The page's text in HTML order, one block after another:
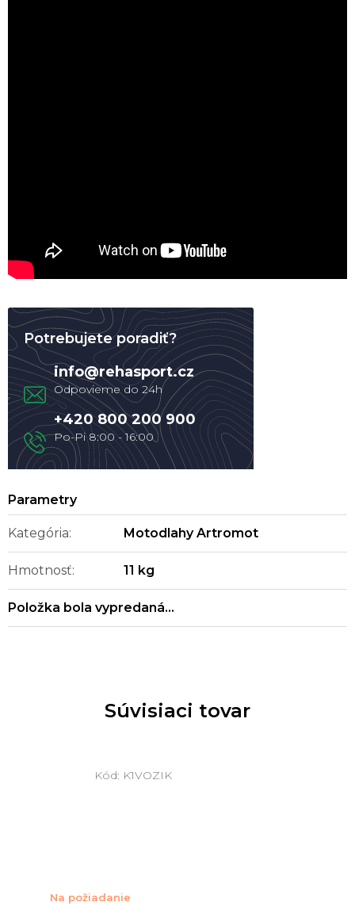
Súvisiaci tovar
Na požiadanie
Kód: K1VOZIK
Potrebujete poradiť?
info@rehasport.cz
+420 800 200 900
Kategória: Motodlahy Artromot
Hmotnosť: 11 kg
Položka bola vypredaná…